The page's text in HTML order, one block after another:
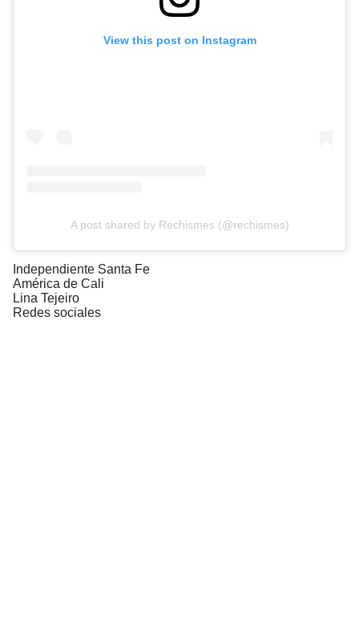
View this post on Instagram
A post shared by Rechismes (@rechismes)
Independiente Santa Fe
América de Cali
Lina Tejeiro
Redes sociales